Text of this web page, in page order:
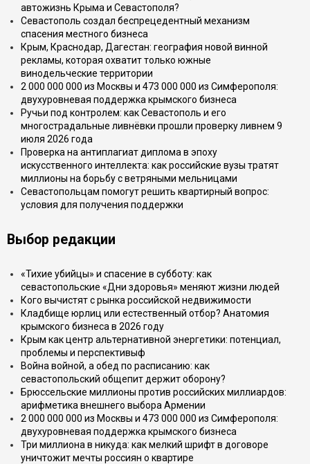
автожизнь Крыма и Севастополя?
Севастополь создал беспрецедентный механизм
спасения местного бизнеса
Крым, Краснодар, Дагестан: география новой винной
рекламы, которая охватит только южные
винодельческие территории
2 000 000 000 из Москвы и 473 000 000 из Симферополя:
двухуровневая поддержка крымского бизнеса
Ручьи под контролем: как Севастополь и его
многострадальные ливнёвки прошли проверку ливнем 9
июля 2026 года
Проверка на антиплагиат диплома в эпоху
искусственного интеллекта: как российские вузы тратят
миллионы на борьбу с ветряными мельницами
Севастопольцам помогут решить квартирный вопрос:
условия для получения поддержки
Выбор редакции
«Тихие убийцы» и спасение в субботу: как
севастопольские «Дни здоровья» меняют жизни людей
Кого вычистят с рынка российской недвижимости
Кладбище юрлиц или естественный отбор? Анатомия
крымского бизнеса в 2026 году
Крым как центр альтернативной энергетики: потенциал,
проблемы и перспективыф
Война войной, а обед по расписанию: как
севастопольский общепит держит оборону?
Брюссельские миллионы против российских миллиардов:
арифметика внешнего выбора Армении
2 000 000 000 из Москвы и 473 000 000 из Симферополя:
двухуровневая поддержка крымского бизнеса
Три миллиона в никуда: как мелкий шрифт в договоре
уничтожит мечты россиян о квартире